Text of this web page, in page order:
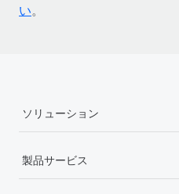
い。
ソリューション
製品サービス